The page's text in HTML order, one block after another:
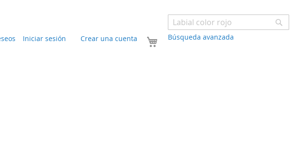
Búsqueda avanzada
Mi carrito
Iniciar sesión Crear una cuenta